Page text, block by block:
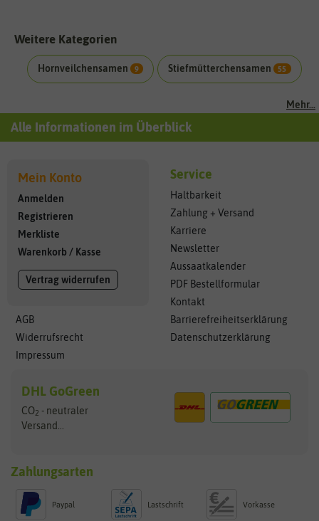
Mehr...
Weitere Kategorien
Hornveilchensamen 9 Stiefmütterchensamen 55
Alle Informationen im Überblick
Mein Konto
Anmelden
Registrieren
Merkliste
Warenkorb / Kasse
Vertrag widerrufen
AGB
Widerrufsrecht
Impressum
Service
Haltbarkeit
Zahlung + Versand
Karriere
Newsletter
Aussaatkalender
PDF Bestellformular
Kontakt
Barrierefreiheitserklärung
Datenschutzerklärung
DHL GoGreen
CO2 - neutraler
Versand...
Zahlungsarten
Paypal Lastschrift Vorkasse